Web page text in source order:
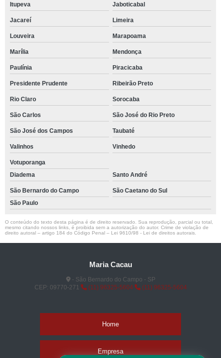
Itupeva Jaboticabal
Jacareí Limeira
Louveira Marapoama
Marília Mendonça
Paulínia Piracicaba
Presidente Prudente Ribeirão Preto
Rio Claro Sorocaba
São Carlos São José do Rio Preto
São José dos Campos Taubaté
Valinhos Vinhedo
Votuporanga
Diadema
Santo André
São Bernardo do Campo
São Caetano do Sul
São Paulo
O conteúdo do texto desta página é de direito reservado. Sua reprodução, parcial ou total,
mesmo citando nossos links, é proibida sem a autorização do autor. Crime de violação de
direito autoral – artigo 184 do Código Penal – Lei 9610/98 - Lei de direitos autorais
Maria Cacau
- São Bernardo do Campo - SP
CEP: 09770-271
(11) 96325-5604 (11) 96325-5604
Home
Empresa